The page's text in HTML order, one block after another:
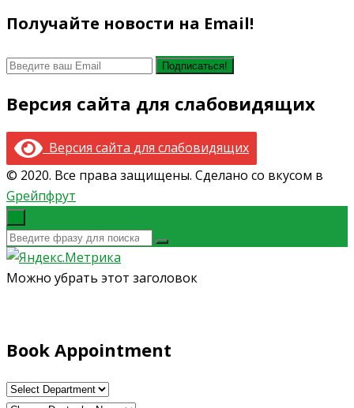
Получайте новости на Email!
Версия сайта для слабовидящих
Версия сайта для слабовидящих
© 2020. Все права защищены. Сделано со вкусом в
Gрейпфрут
Можно убрать этот заголовок
Book Appointment